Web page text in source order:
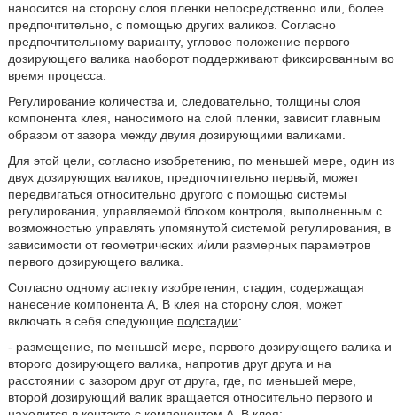
наносится на сторону слоя пленки непосредственно или, более
предпочтительно, c помощью других валиков. Согласно
предпочтительному варианту, угловое положение первого
дозирующего валика наоборот поддерживают фиксированным во
время процесса.
Регулирование количества и, следовательно, толщины слоя
компонента клея, наносимого на слой пленки, зависит главным
образом от зазора между двумя дозирующими валиками.
Для этой цели, согласно изобретению, по меньшей мере, один из
двух дозирующих валиков, предпочтительно первый, может
передвигаться относительно другого с помощью системы
регулирования, управляемой блоком контроля, выполненным с
возможностью управлять упомянутой системой регулирования, в
зависимости от геометрических и/или размерных параметров
первого дозирующего валика.
Согласно одному аспекту изобретения, стадия, содержащая
нанесение компонента А, В клея на сторону слоя, может
включать в себя следующие подстадии:
- размещение, по меньшей мере, первого дозирующего валика и
второго дозирующего валика, напротив друг друга и на
расстоянии с зазором друг от друга, где, по меньшей мере,
второй дозирующий валик вращается относительно первого и